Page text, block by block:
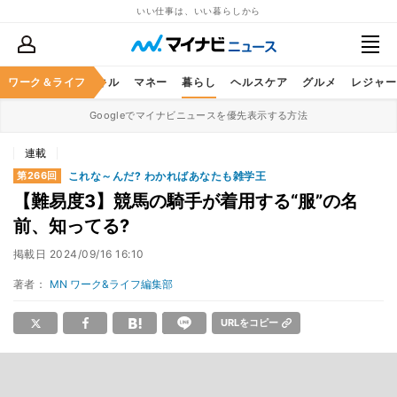
いい仕事は、いい暮らしから
ワーク＆ライフ
ア ビジネススキル マネー 暮らし ヘルスケア グルメ レジャー
Googleでマイナビニュースを優先表示する方法
連載
第266回 これな～んだ? わかればあなたも雑学王
【難易度3】競馬の騎手が着用する“服”の名
前、知ってる?
掲載日 2024/09/16 16:10
著者： MN ワーク&ライフ編集部
URLをコピー